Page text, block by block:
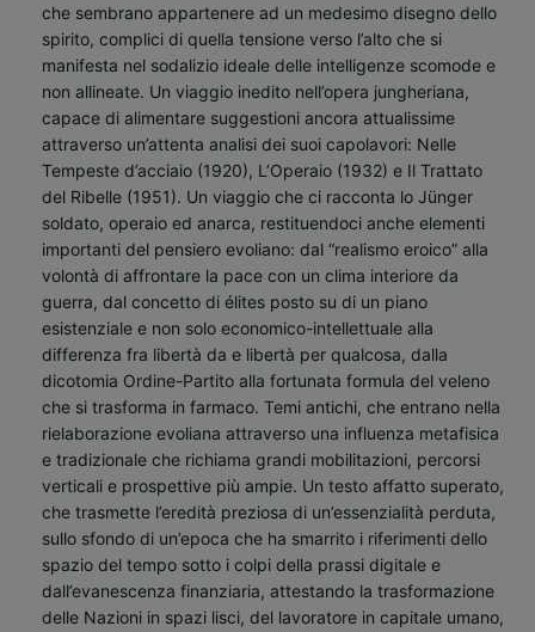
che sembrano appartenere ad un medesimo disegno dello
spirito, complici di quella tensione verso l’alto che si
manifesta nel sodalizio ideale delle intelligenze scomode e
non allineate. Un viaggio inedito nell’opera jungheriana,
capace di alimentare suggestioni ancora attualissime
attraverso un’attenta analisi dei suoi capolavori: Nelle
Tempeste d’acciaio (1920), L’Operaio (1932) e Il Trattato
del Ribelle (1951). Un viaggio che ci racconta lo Jünger
soldato, operaio ed anarca, restituendoci anche elementi
importanti del pensiero evoliano: dal “realismo eroico” alla
volontà di affrontare la pace con un clima interiore da
guerra, dal concetto di élites posto su di un piano
esistenziale e non solo economico-intellettuale alla
differenza fra libertà da e libertà per qualcosa, dalla
dicotomia Ordine-Partito alla fortunata formula del veleno
che si trasforma in farmaco. Temi antichi, che entrano nella
rielaborazione evoliana attraverso una influenza metafisica
e tradizionale che richiama grandi mobilitazioni, percorsi
verticali e prospettive più ampie. Un testo affatto superato,
che trasmette l’eredità preziosa di un’essenzialità perduta,
sullo sfondo di un’epoca che ha smarrito i riferimenti dello
spazio del tempo sotto i colpi della prassi digitale e
dall’evanescenza finanziaria, attestando la trasformazione
delle Nazioni in spazi lisci, del lavoratore in capitale umano,